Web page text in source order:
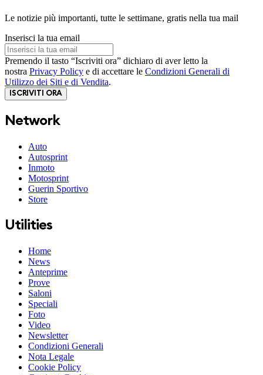
Le notizie più importanti, tutte le settimane, gratis nella tua mail
Inserisci la tua email
Premendo il tasto “Iscriviti ora” dichiaro di aver letto la
nostra Privacy Policy e di accettare le Condizioni Generali di
Utilizzo dei Siti e di Vendita.
ISCRIVITI ORA
Network
Auto
Autosprint
Inmoto
Motosprint
Guerin Sportivo
Store
Utilities
Home
News
Anteprime
Prove
Saloni
Speciali
Foto
Video
Newsletter
Condizioni Generali
Nota Legale
Cookie Policy